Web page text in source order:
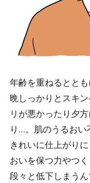
年齢を重ねるとと
晩しっかりとスキ
リが悪かったり夕
り…。肌のうるおい
きれいに仕上がり
おいを保つ力やつ
段々と低下しまうん